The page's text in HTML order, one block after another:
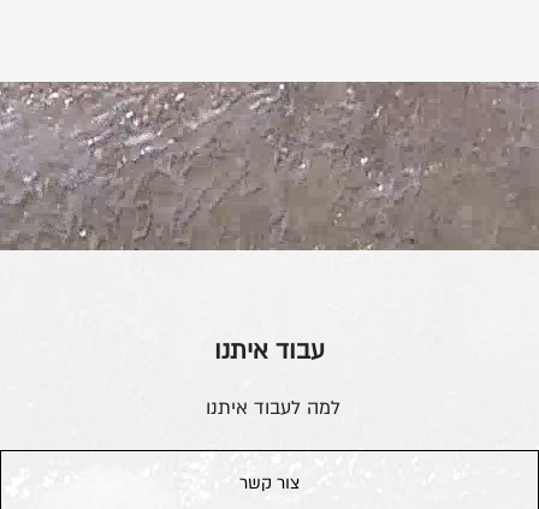
עבוד איתנו
למה לעבוד איתנו
צור קשר
הקודם הבא שלח
הודעה